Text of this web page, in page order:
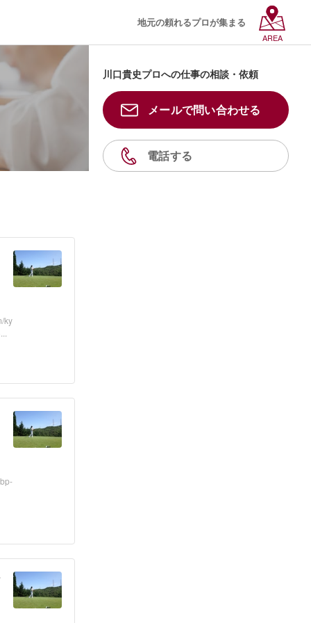
地元の頼れるプロが集まる
AREA
ky
川口貴史プロへの仕事の相談・依頼
メールで問い合わせる
電話する